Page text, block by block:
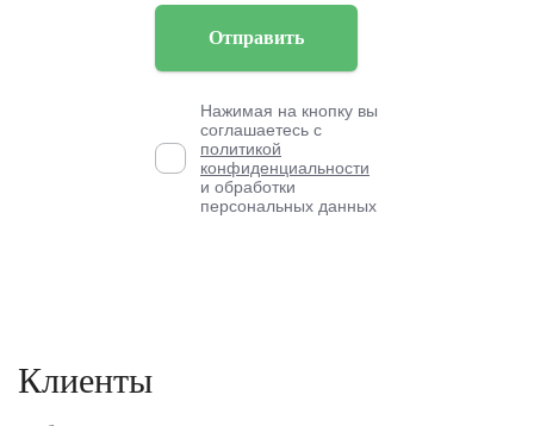
Отправить
Нажимая на кнопку вы
соглашаетесь с
политикой
конфиденциальности
и обработки
персональных данных
Клиенты